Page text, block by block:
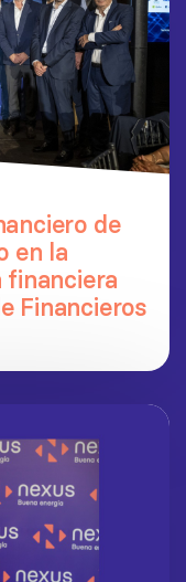
de
en la
financiera
Financieros